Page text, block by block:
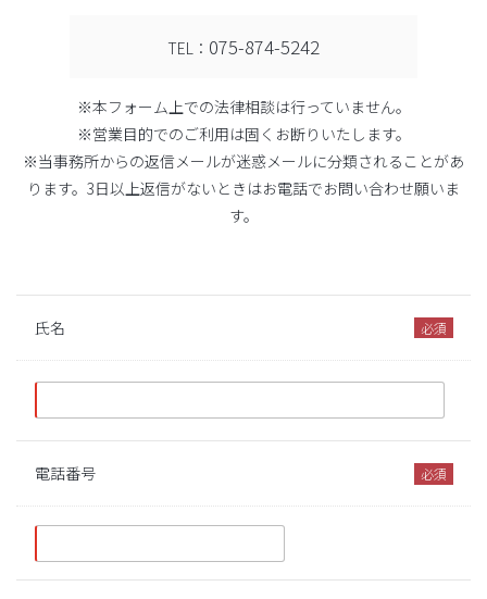
TEL： 075-874-5242
※本フォーム上での法律相談は行っていません。
※営業目的でのご利用は固くお断りいたします。
※当事務所からの返信メールが迷惑メールに分類されることがあ
ります。 3日以上返信がないときはお電話でお問い合わせ願いま
す。
氏名
電話番号